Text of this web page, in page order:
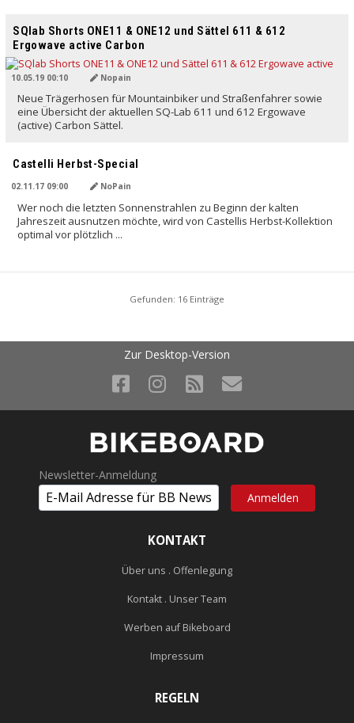
SQlab Shorts ONE11 & ONE12 und Sättel 611 & 612
Ergowave active Carbon
10.05.19 00:10 Nopain
Neue Trägerhosen für Mountainbiker und Straßenfahrer sowie
eine Übersicht der aktuellen SQ-Lab 611 und 612 Ergowave
(active) Carbon Sättel.
Castelli Herbst-Special
02.11.17 09:00 NoPain
Wer noch die letzten Sonnenstrahlen zu Beginn der kalten
Jahreszeit ausnutzen möchte, wird von Castellis Herbst-Kollektion
optimal vor plötzlich ...
Gefunden: 16 Einträge
Zur Desktop-Version
Newsletter-Anmeldung
KONTAKT
Über uns . Offenlegung
Kontakt . Unser Team
Werben auf Bikeboard
Impressum
REGELN